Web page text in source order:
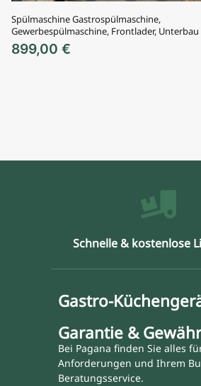
Spülmaschine Gastrospülmaschine,
Gewerbespülmaschine, Frontlader, Unterbau
899,00€
Schnelle & kostenlose
Gastro-
Garantie &
Bei Pagana finden Sie alles
Anforderungen und Ihrem
Beratungsservice.